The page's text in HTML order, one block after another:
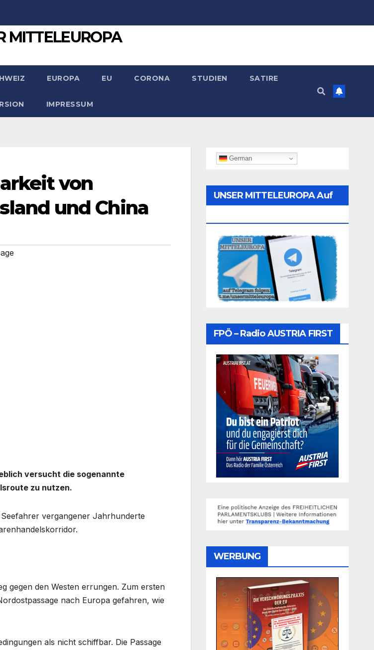
MITTELEUROPA
EUROPA EU CORONA STUDIEN SATIRE
IMPRESSUM
von
und China
versucht die sogenannte
zu nutzen.
vergangener Jahrhunderte
gegen den Westen errungen. Zum ersten
nach Europa gefahren, wie
als nicht schiffbar. Die Passage
German
UNSER MITTELEUROPA Auf
FPÖ – Radio AUSTRIA FIRST
WERBUNG